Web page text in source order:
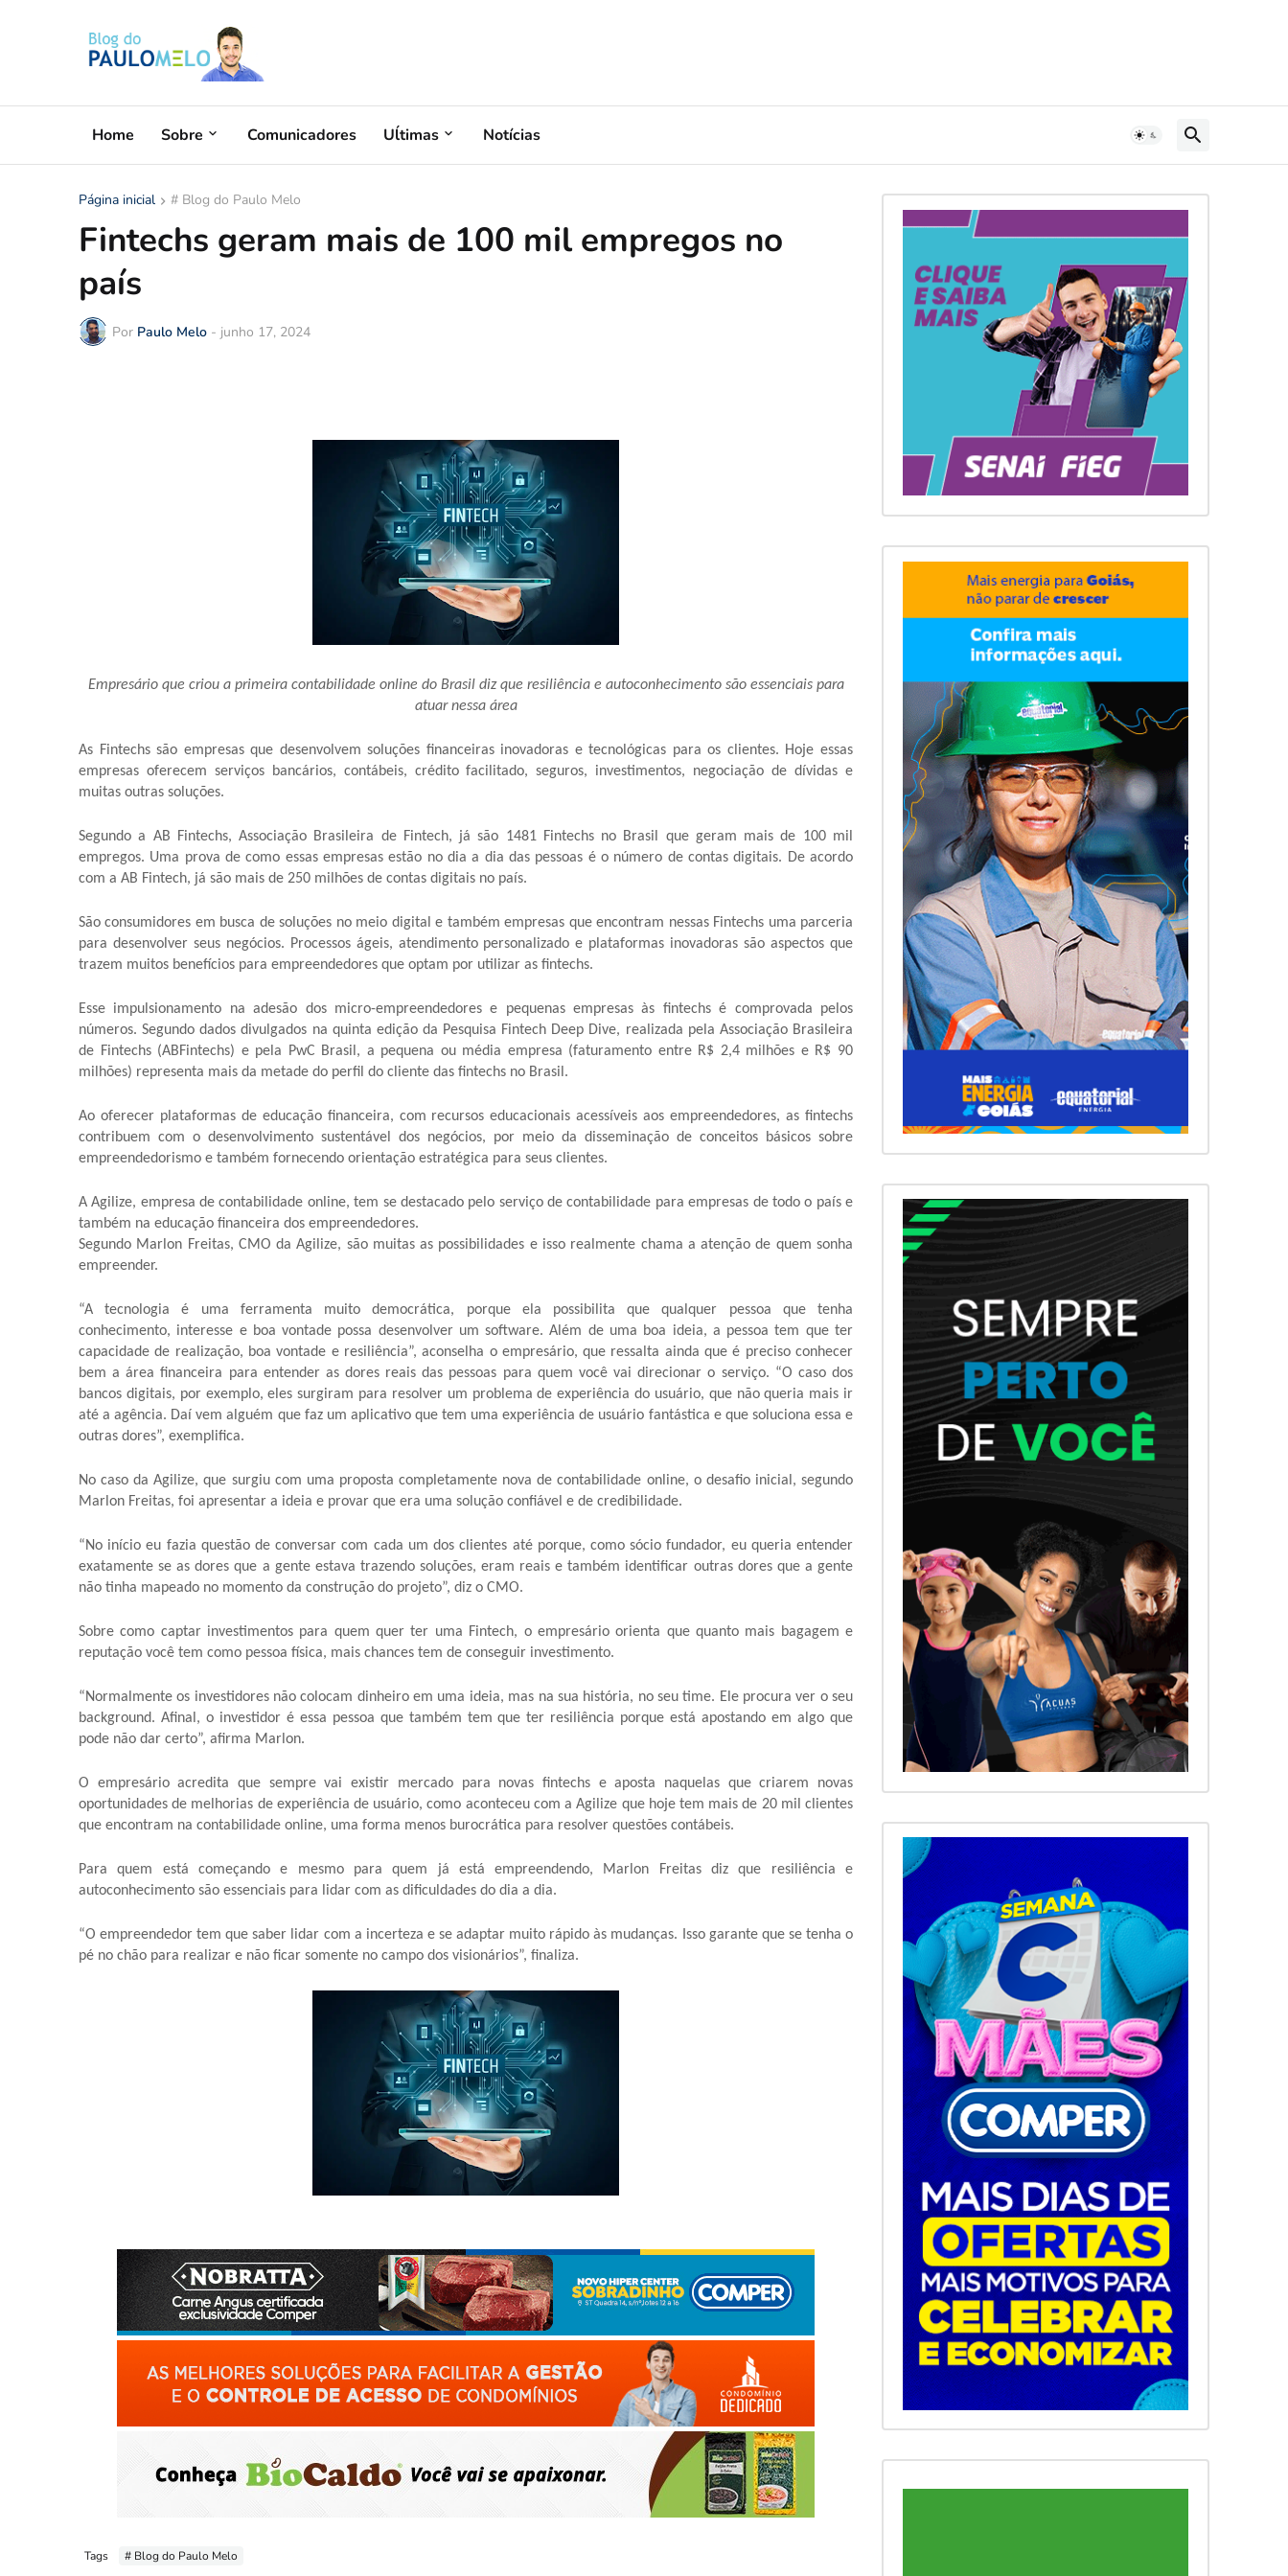
Home Sobre Comunicadores Uĺtimas Notícias
Página inicial # Blog do Paulo Melo
Fintechs geram mais de 100 mil empregos no
país
Por Paulo Melo - junho 17, 2024
Empresário que criou a primeira contabilidade online do Brasil diz que resiliência e autoconhecimento são essenciais para
atuar nessa área
As Fintechs são empresas que desenvolvem soluções financeiras inovadoras e tecnológicas para os clientes. Hoje essas
empresas oferecem serviços bancários, contábeis, crédito facilitado, seguros, investimentos, negociação de dívidas e
muitas outras soluções.
Segundo a AB Fintechs, Associação Brasileira de Fintech, já são 1481 Fintechs no Brasil que geram mais de 100 mil
empregos. Uma prova de como essas empresas estão no dia a dia das pessoas é o número de contas digitais. De acordo
com a AB Fintech, já são mais de 250 milhões de contas digitais no país.
São consumidores em busca de soluções no meio digital e também empresas que encontram nessas Fintechs uma parceria
para desenvolver seus negócios. Processos ágeis, atendimento personalizado e plataformas inovadoras são aspectos que
trazem muitos benefícios para empreendedores que optam por utilizar as fintechs.
Esse impulsionamento na adesão dos micro-empreendedores e pequenas empresas às fintechs é comprovada pelos
números. Segundo dados divulgados na quinta edição da Pesquisa Fintech Deep Dive, realizada pela Associação Brasileira
de Fintechs (ABFintechs) e pela PwC Brasil, a pequena ou média empresa (faturamento entre R$ 2,4 milhões e R$ 90
milhões) representa mais da metade do perfil do cliente das fintechs no Brasil.
Ao oferecer plataformas de educação financeira, com recursos educacionais acessíveis aos empreendedores, as fintechs
contribuem com o desenvolvimento sustentável dos negócios, por meio da disseminação de conceitos básicos sobre
empreendedorismo e também fornecendo orientação estratégica para seus clientes.
A Agilize, empresa de contabilidade online, tem se destacado pelo serviço de contabilidade para empresas de todo o país e
também na educação financeira dos empreendedores.
Segundo Marlon Freitas, CMO da Agilize, são muitas as possibilidades e isso realmente chama a atenção de quem sonha
empreender.
“A tecnologia é uma ferramenta muito democrática, porque ela possibilita que qualquer pessoa que tenha
conhecimento, interesse e boa vontade possa desenvolver um software. Além de uma boa ideia, a pessoa tem que ter
capacidade de realização, boa vontade e resiliência”, aconselha o empresário, que ressalta ainda que é preciso conhecer
bem a área financeira para entender as dores reais das pessoas para quem você vai direcionar o serviço. “O caso dos
bancos digitais, por exemplo, eles surgiram para resolver um problema de experiência do usuário, que não queria mais ir
até a agência. Daí vem alguém que faz um aplicativo que tem uma experiência de usuário fantástica e que soluciona essa e
outras dores”, exemplifica.
No caso da Agilize, que surgiu com uma proposta completamente nova de contabilidade online, o desafio inicial, segundo
Marlon Freitas, foi apresentar a ideia e provar que era uma solução confiável e de credibilidade.
“No início eu fazia questão de conversar com cada um dos clientes até porque, como sócio fundador, eu queria entender
exatamente se as dores que a gente estava trazendo soluções, eram reais e também identificar outras dores que a gente
não tinha mapeado no momento da construção do projeto”, diz o CMO.
Sobre como captar investimentos para quem quer ter uma Fintech, o empresário orienta que quanto mais bagagem e
reputação você tem como pessoa física, mais chances tem de conseguir investimento.
“Normalmente os investidores não colocam dinheiro em uma ideia, mas na sua história, no seu time. Ele procura ver o seu
background. Afinal, o investidor é essa pessoa que também tem que ter resiliência porque está apostando em algo que
pode não dar certo”, afirma Marlon.
O empresário acredita que sempre vai existir mercado para novas fintechs e aposta naquelas que criarem novas
oportunidades de melhorias de experiência de usuário, como aconteceu com a Agilize que hoje tem mais de 20 mil clientes
que encontram na contabilidade online, uma forma menos burocrática para resolver questões contábeis.
Para quem está começando e mesmo para quem já está empreendendo, Marlon Freitas diz que resiliência e
autoconhecimento são essenciais para lidar com as dificuldades do dia a dia.
“O empreendedor tem que saber lidar com a incerteza e se adaptar muito rápido às mudanças. Isso garante que se tenha o
pé no chão para realizar e não ficar somente no campo dos visionários”, finaliza.
Tags # Blog do Paulo Melo